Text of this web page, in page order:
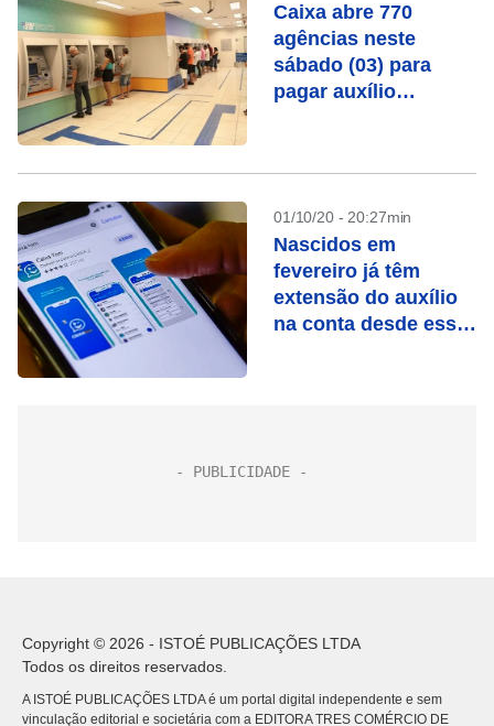
Caixa abre 770
agências neste
sábado (03) para
pagar auxílio
01/10/20 - 20:27min
Nascidos em
fevereiro já têm
extensão do auxílio
na conta desde essa
Copyright © 2026 - ISTOÉ PUBLICAÇÕES LTDA
Todos os direitos reservados.
A ISTOÉ PUBLICAÇÕES LTDA é um portal digital independente e sem
vinculação editorial e societária com a EDITORA TRES COMÉRCIO DE